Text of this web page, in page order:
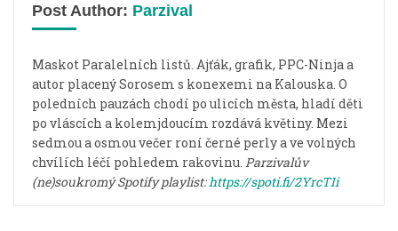
Post Author: Parzival
Maskot Paralelních listů. Ajťák, grafik, PPC-Ninja a
autor placený Sorosem s konexemi na Kalouska. O
poledních pauzách chodí po ulicích města, hladí děti
po vláscích a kolemjdoucím rozdává květiny. Mezi
sedmou a osmou večer roní černé perly a ve volných
chvílích léčí pohledem rakovinu. Parzivalův
(ne)soukromý Spotify playlist:https://spoti.fi/2YrcTIi